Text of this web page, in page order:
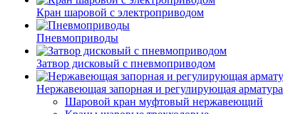
Кран шаровой с электроприводом
Пневмоприводы
Затвор дисковый с пневмоприводом
Нержавеющая запорная и регулирующая арматура
Шаровой кран муфтовый нержавеющий